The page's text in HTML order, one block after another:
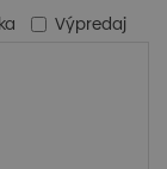
Výpredaj